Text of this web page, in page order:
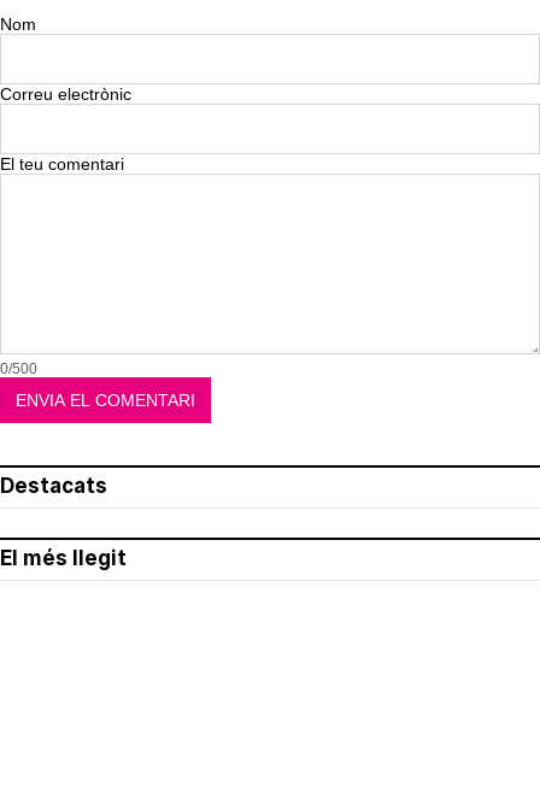
Nom
Correu electrònic
El teu comentari
0/500
Destacats
El més llegit